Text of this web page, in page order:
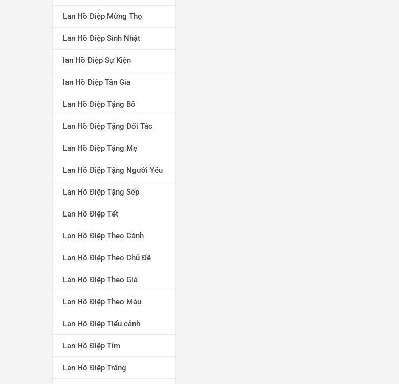
Lan Hồ Điệp Mừng Thọ
Lan Hồ Điệp Sinh Nhật
lan Hồ Điệp Sự Kiện
lan Hồ Điệp Tân Gia
Lan Hồ Điệp Tặng Bố
Lan Hồ Điệp Tặng Đối Tác
Lan Hồ Điệp Tặng Mẹ
Lan Hồ Điệp Tặng Người Yêu
Lan Hồ Điệp Tặng Sếp
Lan Hồ Điệp Tết
Lan Hồ Điệp Theo Cành
Lan Hồ Điệp Theo Chủ Đề
Lan Hồ Điệp Theo Giá
Lan Hồ Điệp Theo Màu
Lan Hồ Điệp Tiểu cảnh
Lan Hồ Điệp Tím
Lan Hồ Điệp Trắng